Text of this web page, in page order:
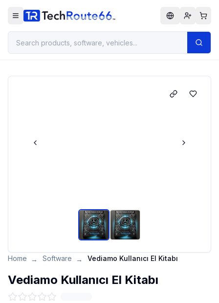
Home → Software → Vediamo Kullanıcı El Kitabı
Vediamo Kullanıcı El Kitabı